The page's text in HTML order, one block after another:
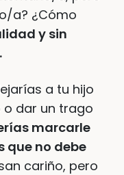
a? ¿Cómo
y sin
a tu hijo
o dar un trago
marcarle
que no debe
cariño, pero